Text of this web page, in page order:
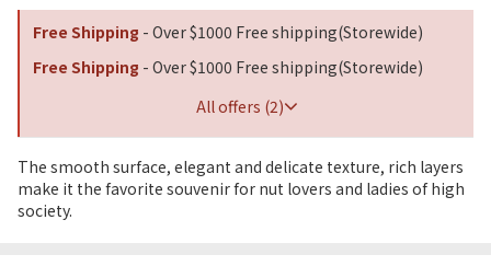
Free Shipping - Over $1000 Free shipping(Storewide)
Free Shipping - Over $1000 Free shipping(Storewide)
All offers (2)
The smooth surface, elegant and delicate texture, rich layers
make it the favorite souvenir for nut lovers and ladies of high
society.